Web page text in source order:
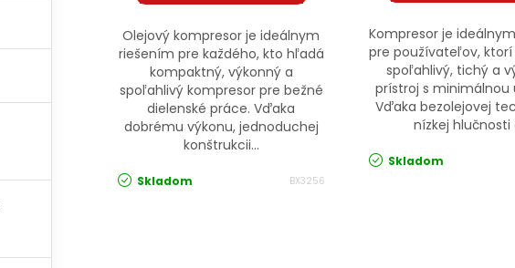
Olejový kompresor je ideálnym
riešením pre každého, kto hľadá
kompaktný, výkonný a
spoľahlivý kompresor pre bežné
dielenské práce. Vďaka
dobrému výkonu, jednoduchej
konštrukcii...
Skladom BX3256
Kompresor je
pre používateľov,
spoľahlivý, tichý a
prístroj s minimálnou
Vďaka bezolejovej
nízkej hlučnosti
Skladom